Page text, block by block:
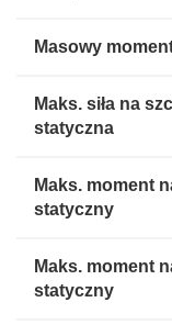
Masowy
Maks. siła na
statyczna
Maks. moment
statyczny
Maks. moment
statyczny